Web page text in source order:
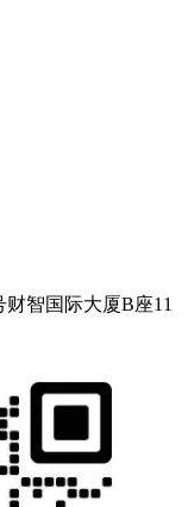
智国际大厦B座11